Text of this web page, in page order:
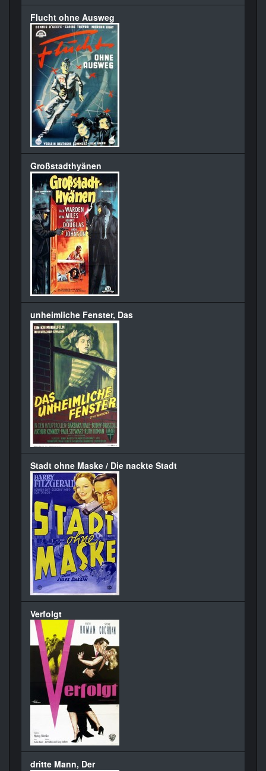
Flucht ohne Ausweg
Großstadthyänen
unheimliche Fenster, Das
Stadt ohne Maske / Die nackte Stadt
Verfolgt
dritte Mann, Der